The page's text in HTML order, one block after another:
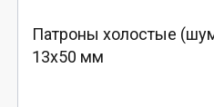
Патроны холостые
13х50 мм